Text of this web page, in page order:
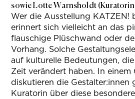
sowie Lotte Warnsholdt (Kuratorin
Wer die Ausstellung KATZEN!
erinnert sich vielleicht an das
flauschige Plüschwand oder
Vorhang. Solche
auf kulturelle Bedeutungen,
Zeit verändert haben. In einem
diskutieren die Gestalter:innen
Kuratorin über diese